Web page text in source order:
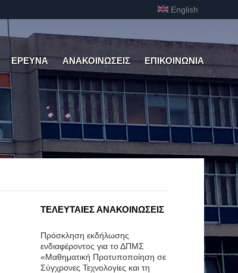
English
ΕΡΕΥΝΑ ΑΝΑΚΟΙΝΩΣΕΙΣ ΕΠΙΚΟΙΝΩΝΙΑ
ΤΕΛΕΥΤΑΙΕΣ ΑΝΑΚΟΙΝΩΣΕΙΣ
Πρόσκληση εκδήλωσης
ενδιαφέροντος για το ΔΠΜΣ
«Μαθηματική Προτυποποίηση σε
Σύγχρονες Τεχνολογίες και τη